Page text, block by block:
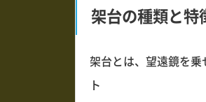
架台の種類と特
架台とは、望遠鏡を
ト